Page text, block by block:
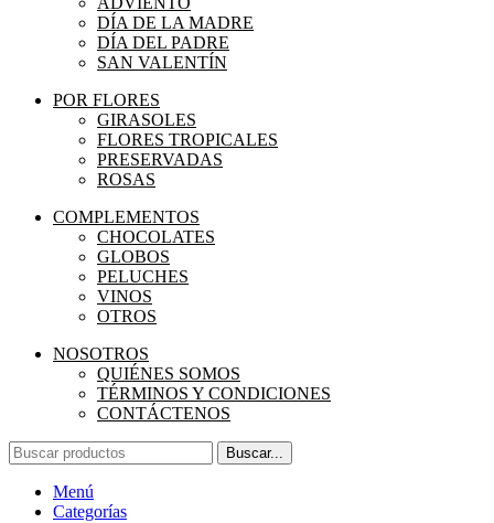
DÍA DE LA MADRE
DÍA DEL PADRE
SAN VALENTÍN
POR FLORES
GIRASOLES
FLORES TROPICALES
PRESERVADAS
ROSAS
COMPLEMENTOS
CHOCOLATES
GLOBOS
PELUCHES
VINOS
OTROS
NOSOTROS
QUIÉNES SOMOS
TÉRMINOS Y CONDICIONES
CONTÁCTENOS
Buscar...
Menú
Categorías